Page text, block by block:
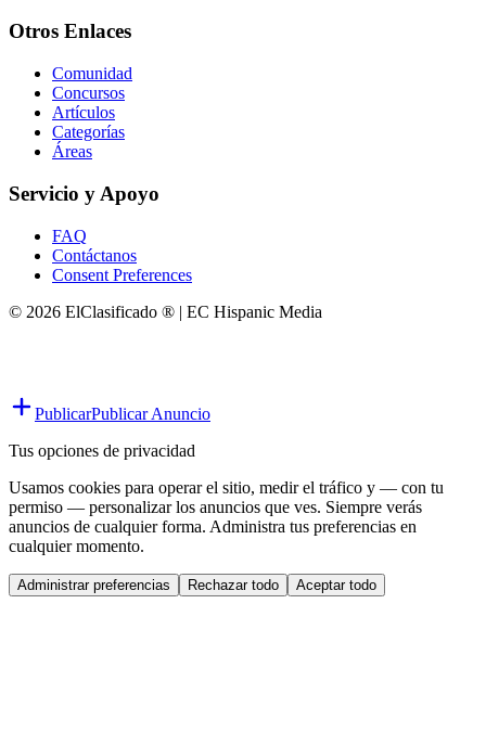
Otros Enlaces
Comunidad
Concursos
Artículos
Categorías
Áreas
Servicio y Apoyo
FAQ
Contáctanos
Consent Preferences
© 2026 ElClasificado ® | EC Hispanic Media
PublicarPublicar Anuncio
Tus opciones de privacidad
Usamos cookies para operar el sitio, medir el tráfico y — con tu
permiso — personalizar los anuncios que ves. Siempre verás
anuncios de cualquier forma. Administra tus preferencias en
cualquier momento.
Administrar preferencias Rechazar todo Aceptar todo